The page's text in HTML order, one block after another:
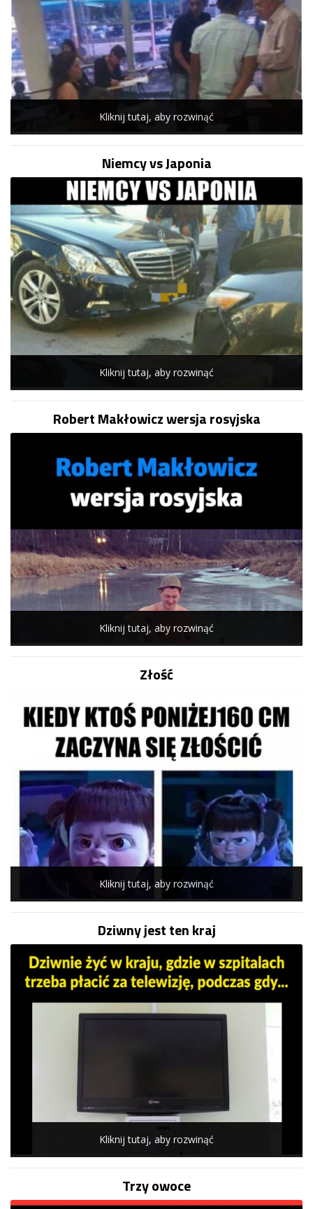
Kliknij tutaj, aby rozwinąć
Niemcy vs Japonia
Kliknij tutaj, aby rozwinąć
Robert Makłowicz wersja rosyjska
Kliknij tutaj, aby rozwinąć
Złość
Kliknij tutaj, aby rozwinąć
Dziwny jest ten kraj
Kliknij tutaj, aby rozwinąć
Trzy owoce